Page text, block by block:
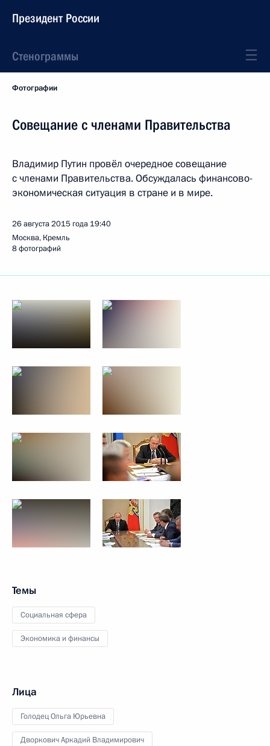
Президент России
Стенограммы
Фотографии
Совещание с членами Правительства
Владимир Путин провёл очередное совещание
с членами Правительства. Обсуждалась финансово-
экономическая ситуация в стране и в мире.
26 августа 2015 года 19:40
Москва, Кремль
8 фотографий
Темы
Социальная сфера
Экономика и финансы
Лица
Голодец Ольга Юрьевна
Дворкович Аркадий Владимирович